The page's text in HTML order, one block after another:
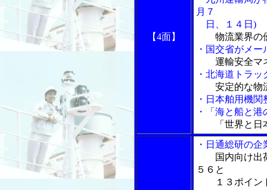
【4面】
月７
日、１４日)
物流業界の
・国交省がメ
運輸安全マ
・北海道トラ
安定的な物
・ 日本舶用機関
・「海と船と
「世界と
・日通総研の
国内向け出
５６と
１３ポイン